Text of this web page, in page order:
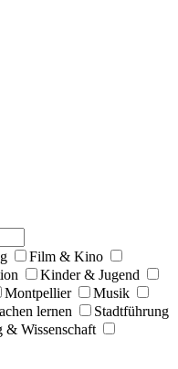
Film & Kino
Kinder & Jugend
Montpellier
Musik
lernen
Stadtführung
& Wissenschaft